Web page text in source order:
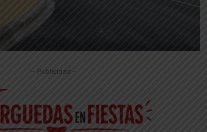
-- Publicidad --